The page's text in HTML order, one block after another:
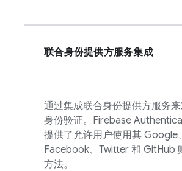
联合身份提供方服务集成
通过集成联合身份提供方服务
身份验证。 Firebase
提供了允许用户使用其 Google、
Facebook、Twitter 和 GitHub
方法。